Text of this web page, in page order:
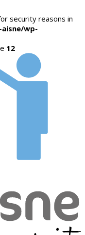
security reasons in
wp-
12